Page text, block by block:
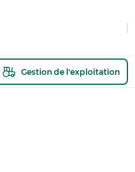
Gestion de l'exploitation